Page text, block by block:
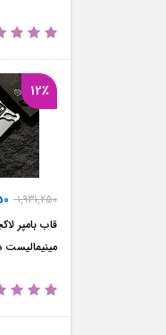
12٪
1,931,250
قاب بامپر
مینیمالیست